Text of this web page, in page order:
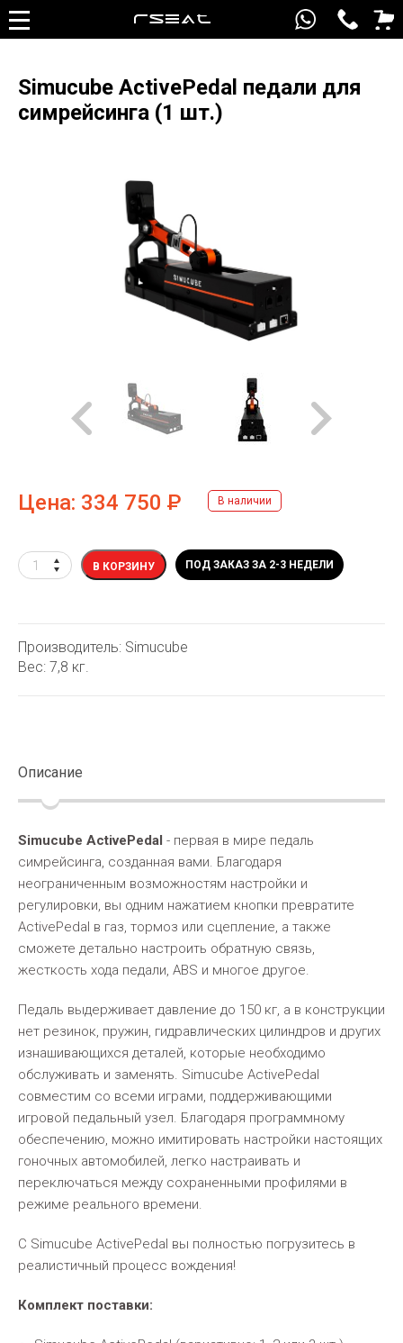
Simucube ActivePedal педали для
симрейсинга (1 шт.)
Цена: 334 750 Р В наличии
В КОРЗИНУ ПОД ЗАКАЗ ЗА 2-3 НЕДЕЛИ
Производитель: Simucube
Вес: 7,8 кг.
Описание
Simucube ActivePedal - первая в мире педаль
симрейсинга, созданная вами. Благодаря
неограниченным возможностям настройки и
регулировки, вы одним нажатием кнопки превратите
ActivePedal в газ, тормоз или сцепление, а также
сможете детально настроить обратную связь,
жесткость хода педали, ABS и многое другое.
Педаль выдерживает давление до 150 кг, а в конструкции
нет резинок, пружин, гидравлических цилиндров и других
изнашивающихся деталей, которые необходимо
обслуживать и заменять. Simucube ActivePedal
совместим со всеми играми, поддерживающими
игровой педальный узел. Благодаря программному
обеспечению, можно имитировать настройки настоящих
гоночных автомобилей, легко настраивать и
переключаться между сохраненными профилями в
режиме реального времени.
С Simucube ActivePedal вы полностью погрузитесь в
реалистичный процесс вождения!
Комплект поставки: